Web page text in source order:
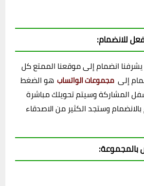
للانضمام:
يشرفنا انضمام إلى موقعنا الممتع كل
إلى مجموعات الواتساب هو الضغط
المشاركة وسيتم تحويلك مباشرة
وستجد الكثير من الاصدقاء
بالمجموعة: